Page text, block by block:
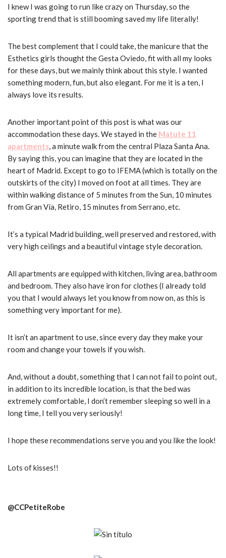
I knew I was going to run like crazy on Thursday, so the
sporting trend that is still booming saved my life literally!
The best complement that I could take, the manicure that the
Esthetics girls thought the Gesta Oviedo, fit with all my looks
for these days, but we mainly think about this style. I wanted
something modern, fun, but also elegant. For me it is a ten, I
always love its results.
Another important point of this post is what was our
accommodation these days. We stayed in the Matute 11
apartments, a minute walk from the central Plaza Santa Ana.
By saying this, you can imagine that they are located in the
heart of Madrid. Except to go to IFEMA (which is totally on the
outskirts of the city) I moved on foot at all times. They are
within walking distance of 5 minutes from the Sun, 10 minutes
from Gran Vía, Retiro, 15 minutes from Serrano, etc.
It’s a typical Madrid building, well preserved and restored, with
very high ceilings and a beautiful vintage style decoration.
All apartments are equipped with kitchen, living area, bathroom
and bedroom. They also have iron for clothes (I already told
you that I would always let you know from now on, as this is
something very important for me).
It isn’t an apartment to use, since every day they make your
room and change your towels if you wish.
And, without a doubt, something that I can not fail to point out,
in addition to its incredible location, is that the bed was
extremely comfortable, I don’t remember sleeping so well in a
long time, I tell you very seriously!
I hope these recommendations serve you and you like the look!
Lots of kisses!!
@CCPetiteRobe